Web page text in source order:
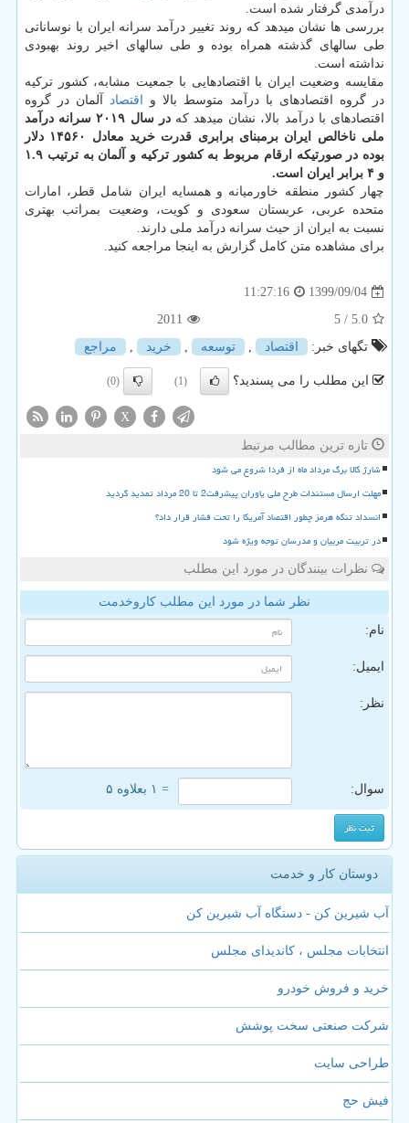
درآمدی گرفتار شده است.
بررسی ها نشان میدهد که روند تغییر درآمد سرانه ایران با نوساناتی
طی سالهای گذشته همراه بوده و طی سالهای اخیر روند بهبودی
نداشته است.
مقایسه وضعیت ایران با اقتصادهایی با جمعیت مشابه، کشور ترکیه
در گروه اقتصادهای با درآمد متوسط بالا و اقتصاد
آلمان در گروه
اقتصادهای با درآمد بالا، نشان میدهد که
در سال ۲۰۱۹ سرانه درآمد
ملی ناخالص ایران برمبنای برابری قدرت خرید معادل ۱۴۵۶۰ دلار
بوده در صورتیکه ارقام مربوط به کشور ترکیه و آلمان به ترتیب ۱.۹
و ۴ برابر ایران است.
چهار کشور منطقه خاورمیانه و همسایه ایران شامل قطر، امارات‏
متحده ‏عربی، عربستان‏ سعودی و کویت، وضعیت بمراتب بهتری
نسبت به ایران از حیث سرانه درآمد ملی دارند.
برای مشاهده متن کامل گزارش به اینجا مراجعه کنید.
1399/09/04
11:27:16
5.0
/ 5
2011
تگهای خبر:
اقتصاد , توسعه , خرید , مراجع
این مطلب را می پسندید؟ (1)
(0)
X
تازه ترین مطالب مرتبط
شارژ کالا برگ مرداد ماه از فردا شروع می شود
مهلت ارسال مستندات طرح ملی یاوران پیشرفت2 تا 20 مرداد تمدید گردید
انسداد تنگه هرمز چطور اقتصاد آمریکا را تحت فشار قرار داد؟
در تربیت مربیان و مدرسان توجه ویژه شود
نظرات بینندگان در مورد این مطلب
نظر شما در مورد این مطلب کاروخدمت
نام:
ایمیل:
نظر:
سوال: = ۱ بعلاوه ۵
دوستان کار و خدمت
آب شیرین کن - دستگاه آب شیرین کن
انتخابات مجلس ، کاندیدای مجلس
خرید و فروش خودرو
شرکت صنعتی سخت پوشش
طراحی سایت
فیش حج